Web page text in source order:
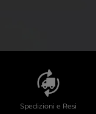
Spedizioni e Resi